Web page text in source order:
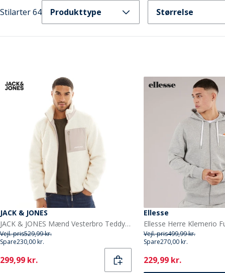
Stilarter 64 Produkttype Størrelse
JACK & JONES
JACK & JONES Mænd Vesterbro Teddy Jakke Atmosphere
Vejl. pris529,99 kr.
Spare230,00 kr.
Current
299,99 kr.
Ellesse
Vejl. pris499,99 kr.
Spare270,00 kr.
Current
229,99 kr.